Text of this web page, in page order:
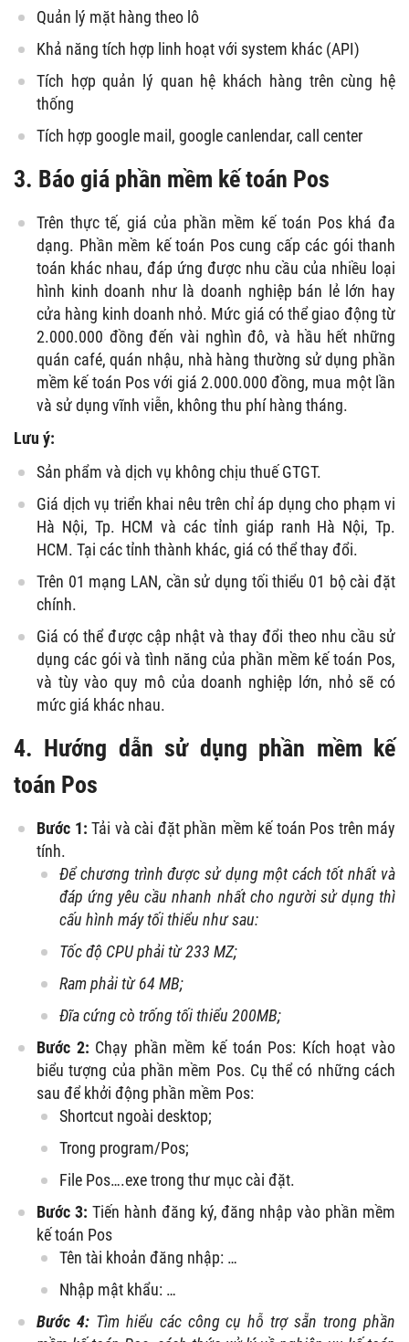
Quản lý mặt hàng theo lô
Khả năng tích hợp linh hoạt với system khác (API)
Tích hợp quản lý quan hệ khách hàng trên cùng hệ
thống
Tích hợp google mail, google canlendar, call center
3. Báo giá phần mềm kế toán Pos
Trên thực tế, giá của phần mềm kế toán Pos khá đa
dạng. Phần mềm kế toán Pos cung cấp các gói thanh
toán khác nhau, đáp ứng được nhu cầu của nhiều loại
hình kinh doanh như là doanh nghiệp bán lẻ lớn hay
cửa hàng kinh doanh nhỏ. Mức giá có thể giao động từ
2.000.000 đồng đến vài nghìn đô, và hầu hết những
quán café, quán nhậu, nhà hàng thường sử dụng phần
mềm kế toán Pos với giá 2.000.000 đồng, mua một lần
và sử dụng vĩnh viễn, không thu phí hàng tháng.
Lưu ý:
Sản phẩm và dịch vụ không chịu thuế GTGT.
Giá dịch vụ triển khai nêu trên chỉ áp dụng cho phạm vi
Hà Nội, Tp. HCM và các tỉnh giáp ranh Hà Nội, Tp.
HCM. Tại các tỉnh thành khác, giá có thể thay đổi.
Trên 01 mạng LAN, cần sử dụng tối thiểu 01 bộ cài đặt
chính.
Giá có thể được cập nhật và thay đổi theo nhu cầu sử
dụng các gói và tình năng của phần mềm kế toán Pos,
và tùy vào quy mô của doanh nghiệp lớn, nhỏ sẽ có
mức giá khác nhau.
4. Hướng dẫn sử dụng phần mềm kế
toán Pos
Bước 1: Tải và cài đặt phần mềm kế toán Pos trên máy
tính.
Để chương trình được sử dụng một cách tốt nhất và
đáp ứng yêu cầu nhanh nhất cho người sử dụng thì
cấu hình máy tối thiểu như sau:
Tốc độ CPU phải từ 233 MZ;
Ram phải từ 64 MB;
Đĩa cứng cò trống tối thiểu 200MB;
Bước 2: Chạy phần mềm kế toán Pos: Kích hoạt vào
biểu tượng của phần mềm Pos. Cụ thể có những cách
sau để khởi động phần mềm Pos:
Shortcut ngoài desktop;
Trong program/Pos;
File Pos….exe trong thư mục cài đặt.
Bước 3: Tiến hành đăng ký, đăng nhập vào phần mềm
kế toán Pos
Tên tài khoản đăng nhập: …
Nhập mật khẩu: …
Bước 4: Tìm hiểu các công cụ hỗ trợ sẵn trong phần